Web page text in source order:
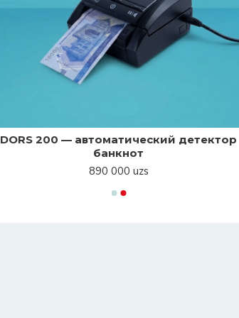
DORS 200 — автоматический детектор
банкнот
890 000 uzs